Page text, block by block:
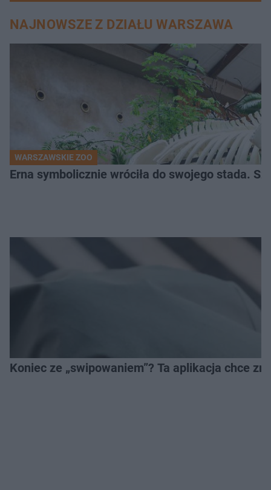
NAJNOWSZE Z DZIAŁU WARSZAWA
WARSZAWSKIE ZOO
Erna symbolicznie wróciła do swojego stada.
Koniec ze „swipowaniem”? Ta aplikacja chce